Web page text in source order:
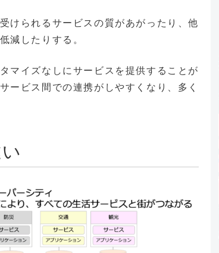
けられるサービスの質があがったり、他
減したりする。
マイズなしにサービスを提供することが
ービス間での連携がしやすくなり、多く